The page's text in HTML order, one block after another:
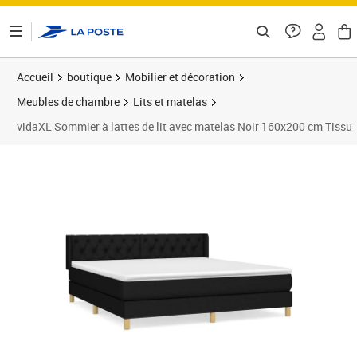
Accueil boutique
Mobilier et décoration
Meubles de chambre
Lits et matelas
vidaXL Sommier à lattes de lit avec matelas Noir 160x200 cm Tissu